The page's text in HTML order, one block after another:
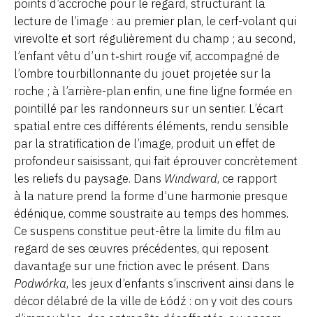
points d’accroche pour le regard, structurant la
lecture de l’image : au premier plan, le cerf-volant qui
virevolte et sort régulièrement du champ ; au second,
l’enfant vêtu d’un t‑shirt rouge vif, accompagné de
l’ombre tourbillonnante du jouet projetée sur la
roche ; à l’arrière-plan enfin, une fine ligne formée en
pointillé par les randonneurs sur un sentier. L’écart
spatial entre ces différents éléments, rendu sensible
par la stratification de l’image, produit un effet de
profondeur saisissant, qui fait éprouver concrètement
les reliefs du paysage. Dans Windward, ce rapport
à la nature prend la forme d’une harmonie presque
édénique, comme soustraite au temps des hommes.
Ce suspens constitue peut-être la limite du film au
regard de ses œuvres précédentes, qui reposent
davantage sur une friction avec le présent. Dans
Podwórka, les jeux d’enfants s’inscrivent ainsi dans le
décor délabré de la ville de Łódź : on y voit des cours